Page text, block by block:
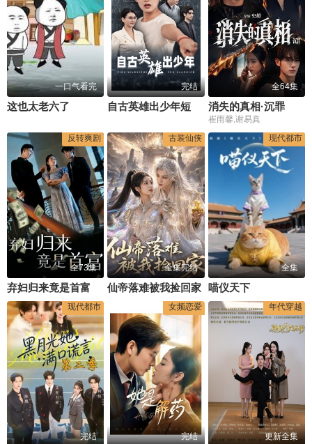
一口气看完
这也太老六了
完结 全64集
消失的真相·沉罪
崔雨馨,谢易真
反转爽剧
全73集
弃妇归来竟是首富
古装仙侠
全集完结
仙帝落难被我捡回家
现代都市
全集
喵仪天下
现代都市
完结
女频恋爱
完结
年代穿越
更新全集